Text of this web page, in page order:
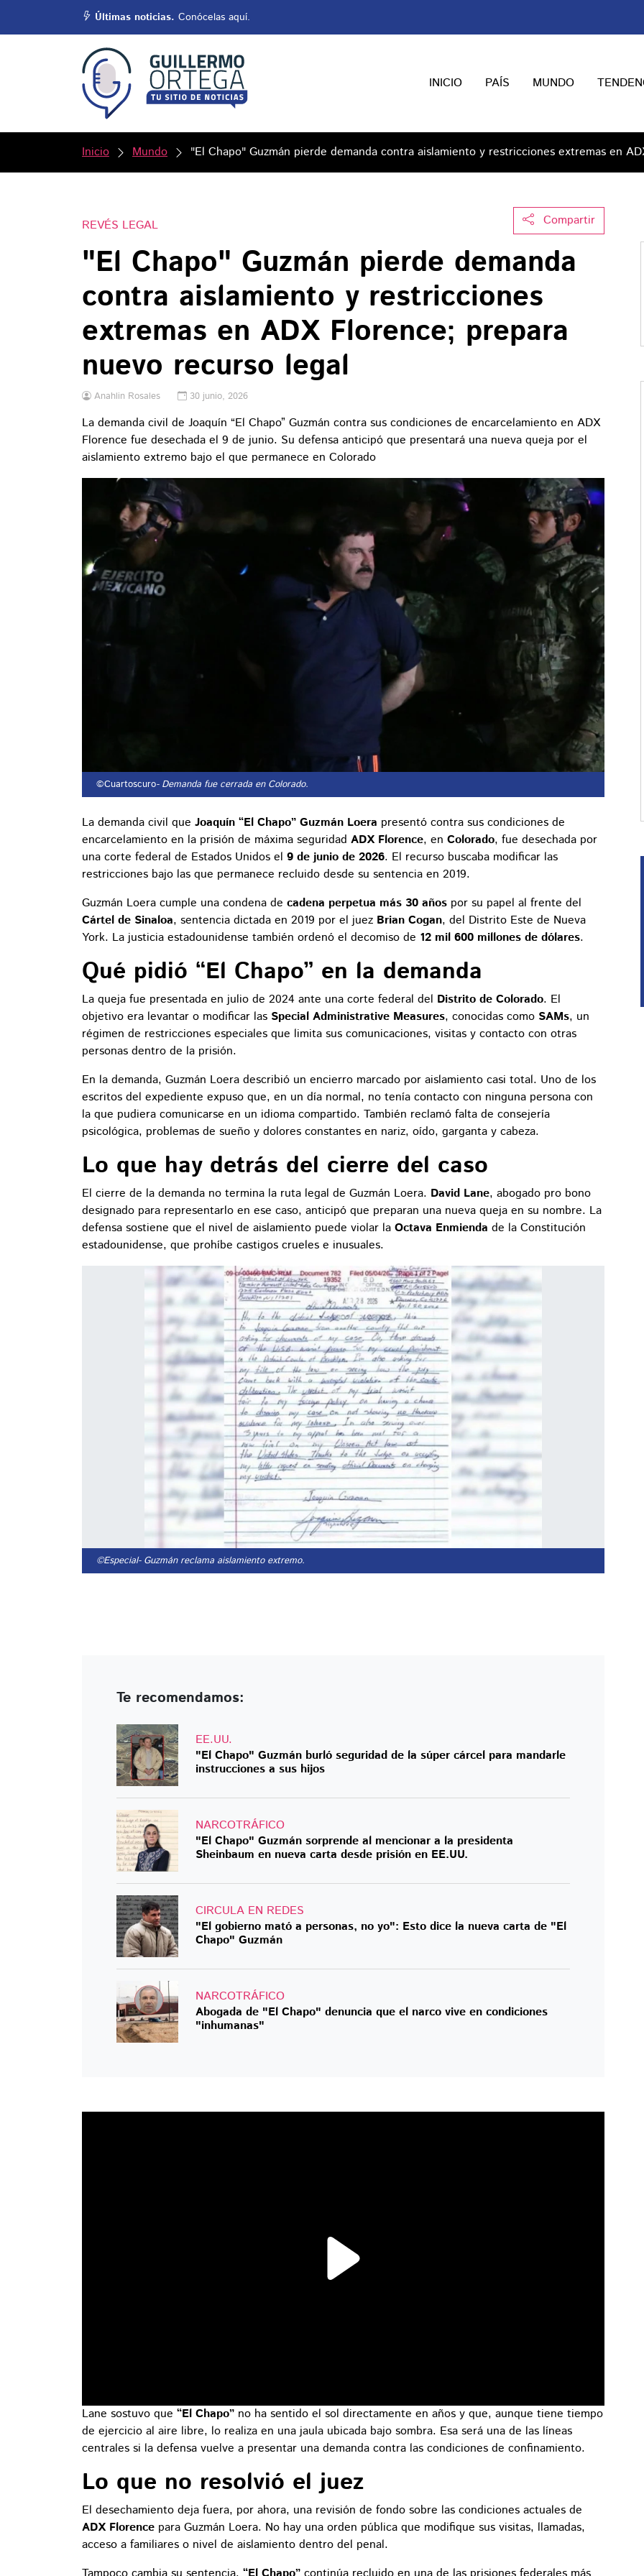
Últimas noticias. Conócelas aquí.
INICIO PAÍS MUNDO
Inicio Mundo "El Chapo" Guzmán pierde demanda contra aislamiento y restricciones extremas en
Compartir
REVÉS LEGAL
"El Chapo" Guzmán pierde demanda
contra aislamiento y restricciones
extremas en ADX Florence; prepara
nuevo recurso legal
Anahlin Rosales 30 junio, 2026
La demanda civil de Joaquín “El Chapo” Guzmán contra sus condiciones de encarcelamiento en ADX
Florence fue desechada el 9 de junio. Su defensa anticipó que presentará una nueva queja por el
aislamiento extremo bajo el que permanece en Colorado
©Cuartoscuro- Demanda fue cerrada en Colorado.
La demanda civil que Joaquín “El Chapo” Guzmán Loera presentó contra sus condiciones de
encarcelamiento en la prisión de máxima seguridad ADX Florence, en Colorado, fue desechada por
una corte federal de Estados Unidos el 9 de junio de 2026. El recurso buscaba modificar las
restricciones bajo las que permanece recluido desde su sentencia en 2019.
Guzmán Loera cumple una condena de cadena perpetua más 30 años por su papel al frente del
Cártel de Sinaloa, sentencia dictada en 2019 por el juez Brian Cogan, del Distrito Este de Nueva
York. La justicia estadounidense también ordenó el decomiso de 12 mil 600 millones de dólares.
Qué pidió “El Chapo” en la demanda
La queja fue presentada en julio de 2024 ante una corte federal del Distrito de Colorado. El
objetivo era levantar o modificar las Special Administrative Measures, conocidas como SAMs, un
régimen de restricciones especiales que limita sus comunicaciones, visitas y contacto con otras
personas dentro de la prisión.
En la demanda, Guzmán Loera describió un encierro marcado por aislamiento casi total. Uno de los
escritos del expediente expuso que, en un día normal, no tenía contacto con ninguna persona con
la que pudiera comunicarse en un idioma compartido. También reclamó falta de consejería
psicológica, problemas de sueño y dolores constantes en nariz, oído, garganta y cabeza.
Lo que hay detrás del cierre del caso
El cierre de la demanda no termina la ruta legal de Guzmán Loera. David Lane, abogado pro bono
designado para representarlo en ese caso, anticipó que preparan una nueva queja en su nombre. La
defensa sostiene que el nivel de aislamiento puede violar la Octava Enmienda de la Constitución
estadounidense, que prohíbe castigos crueles e inusuales.
©Especial- Guzmán reclama aislamiento extremo.
Te recomendamos:
EE.UU.
"El Chapo" Guzmán burló seguridad de la súper cárcel para mandarle
instrucciones a sus hijos
NARCOTRÁFICO
"El Chapo" Guzmán sorprende al mencionar a la presidenta
Sheinbaum en nueva carta desde prisión en EE.UU.
CIRCULA EN REDES
"El gobierno mató a personas, no yo": Esto dice la nueva carta de "El
Chapo" Guzmán
NARCOTRÁFICO
Abogada de "El Chapo" denuncia que el narco vive en condiciones
"inhumanas"
Lane sostuvo que “El Chapo” no ha sentido el sol directamente en años y que, aunque tiene tiempo
de ejercicio al aire libre, lo realiza en una jaula ubicada bajo sombra. Esa será una de las líneas
centrales si la defensa vuelve a presentar una demanda contra las condiciones de confinamiento.
Lo que no resolvió el juez
El desechamiento deja fuera, por ahora, una revisión de fondo sobre las condiciones actuales de
ADX Florence para Guzmán Loera. No hay una orden pública que modifique sus visitas, llamadas,
acceso a familiares o nivel de aislamiento dentro del penal.